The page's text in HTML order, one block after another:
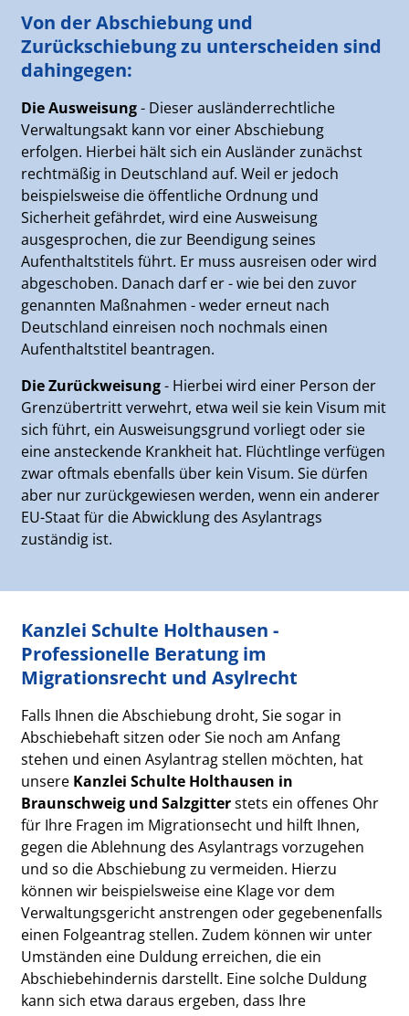
Von der Abschiebung und
Zurückschiebung zu unterscheiden sind
dahingegen:
Die Ausweisung- Dieser ausländerrechtliche
Verwaltungsakt kann vor einer Abschiebung
erfolgen. Hierbei hält sich ein Ausländer zunächst
rechtmäßig in Deutschland auf. Weil er jedoch
beispielsweise die öffentliche Ordnung und
Sicherheit gefährdet, wird eine Ausweisung
ausgesprochen, die zur Beendigung seines
Aufenthaltstitels führt. Er muss ausreisen oder wird
abgeschoben. Danach darf er - wie bei den zuvor
genannten Maßnahmen - weder erneut nach
Deutschland einreisen noch nochmals einen
Aufenthaltstitel beantragen.
Die Zurückweisung- Hierbei wird einer Person der
Grenzübertritt verwehrt, etwa weil sie kein Visum mit
sich führt, ein Ausweisungsgrund vorliegt oder sie
eine ansteckende Krankheit hat. Flüchtlinge verfügen
zwar oftmals ebenfalls über kein Visum. Sie dürfen
aber nur zurückgewiesen werden, wenn ein anderer
EU-Staat für die Abwicklung des Asylantrags
zuständig ist.
Kanzlei Schulte Holthausen -
Professionelle Beratung im
Migrationsrecht und Asylrecht
Falls Ihnen die Abschiebung droht, Sie sogar in
Abschiebehaft sitzen oder Sie noch am Anfang
stehen und einen Asylantrag stellen möchten, hat
unsere Kanzlei Schulte Holthausen in
Braunschweig und Salzgitterstets ein offenes Ohr
für Ihre Fragen im Migrationsecht und hilft Ihnen,
gegen die Ablehnung des Asylantrags vorzugehen
und so die Abschiebung zu vermeiden. Hierzu
können wir beispielsweise eine Klage vor dem
Verwaltungsgericht anstrengen oder gegebenenfalls
einen Folgeantrag stellen. Zudem können wir unter
Umständen eine Duldung erreichen, die ein
Abschiebehindernis darstellt. Eine solche Duldung
kann sich etwa daraus ergeben, dass Ihre